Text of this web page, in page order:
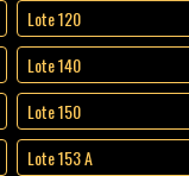
Lote 120
Lote 140
Lote 150
Lote 153 A